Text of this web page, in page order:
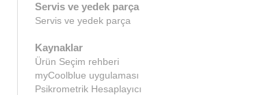
Servis ve yedek parça
Servis ve yedek parça
Kaynaklar
Ürün Seçim rehberi
myCoolblue uygulaması
Psikrometrik Hesaplayıcı